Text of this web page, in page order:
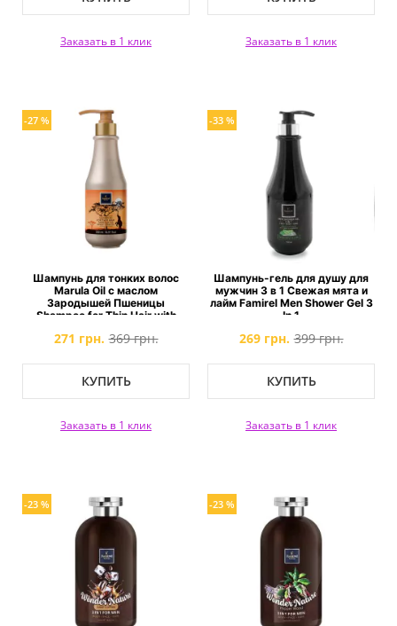
Заказать в 1 клик Заказать в 1 клик
-27 %
Шампунь для тонких волос
Marula Oil с маслом
Зародышей Пшеницы
Shampoo for Thin Hair with
271 грн. 369 грн.
КУПИТЬ
Заказать в 1 клик
-33 %
Шампунь-гель для душу для
мужчин 3 в 1 Свежая мята и
лайм Famirel Men Shower Gel 3
In 1
269 грн. 399 грн.
КУПИТЬ
Заказать в 1 клик
-23 % -23 %